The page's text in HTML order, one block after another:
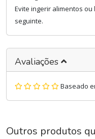
Evite ingerir alimentos
seguinte.
Avaliações
Baseado
Outros produtos